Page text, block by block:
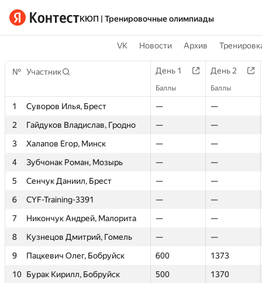
КЮП | Тренировочные олимпиады
VK Новости Архив
№ Участник День 1 День 2
Баллы Баллы
1 Суворов Илья, Брест — —
2
Гайдуков Владислав, Гродно — —
3
Халапов Егор, Минск — —
4
Зубчонак Роман, Мозырь — —
5
Сенчук Даниил, Брест — —
6
CYF-Training-3391 — —
7
Никончук Андрей, Малорита — —
8
Кузнецов Дмитрий, Гомель — —
9
Пацкевич Олег, Бобруйск 600 1373
10 Бурак Кирилл, Бобруйск 500 1370
День 51 День 53 День 54
— —
—
— —
—
—
—
—
—
—
—
—
—
— —
—
— —
—
—
—
—
№ Участник День 1 День 2
Баллы Баллы
1 Суворов Илья, Брест — —
2
Гайдуков Владислав, Гродно — —
3
Халапов Егор, Минск — —
4
Зубчонак Роман, Мозырь — —
5
Сенчук Даниил, Брест — —
6
CYF-Training-3391 — —
7
Никончук Андрей, Малорита — —
8
Кузнецов Дмитрий, Гомель — —
9
Пацкевич Олег, Бобруйск 600 1373
10 Бурак Кирилл, Бобруйск 500 1370